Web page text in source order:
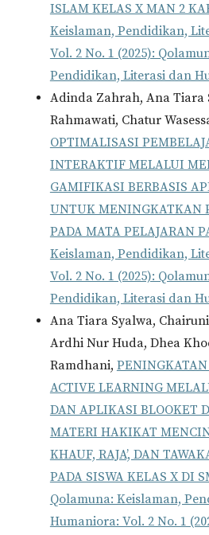
ISLAM KELAS X MAN 2
Keislaman, Pendidikan,
Vol. 2 No. 1 (2025):
Pendidikan, Literasi dan
Adinda Zahrah, Ana Tiara
Rahmawati, Chatur
OPTIMALISASI
INTERAKTIF MELALUI
GAMIFIKASI BERBASIS
UNTUK MENINGKATKAN
PADA MATA PELAJARAN
Keislaman, Pendidikan,
Vol. 2 No. 1 (2025):
Pendidikan, Literasi dan
Ana Tiara Syalwa,
Ardhi Nur Huda, Dhea
Ramdhani,
ACTIVE LEARNING
DAN APLIKASI BLOOKET
MATERI HAKIKAT
KHAUF, RAJA’, DAN
PADA SISWA KELAS X DI
Qolamuna: Keislaman,
Humaniora: Vol. 2 No. 1